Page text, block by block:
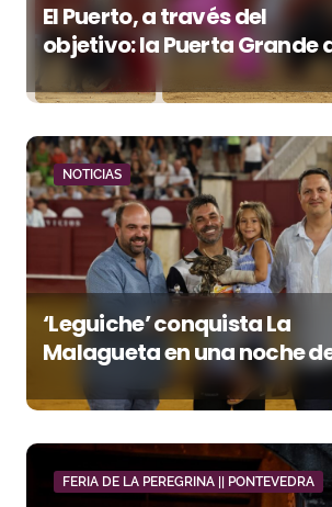
El Puerto, a través del
objetivo: la Puerta Grande
Crespo y el aroma de
Morante
NOTICIAS
‘Leguiche’ conquista La
Malagueta en una noche
recortes, emoción y gran
ambiente
FERIA DE LA PEREGRINA || PONTEVEDRA